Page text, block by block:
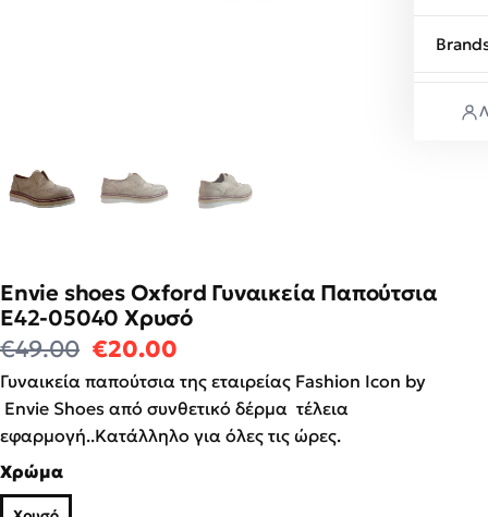
Envie shoes Oxford Γυναικεία Παπούτσια
E42-05040 Χρυσό
€49.00 Original price was: €49.00.
€20.00
Γυναικεία παπούτσια της εταιρείας Fashion Icon by
Envie Shoes από συνθετικό δέρμα τέλεια
εφαρμογή..Κατάλληλο για όλες τις ώρες.
Χρώμα